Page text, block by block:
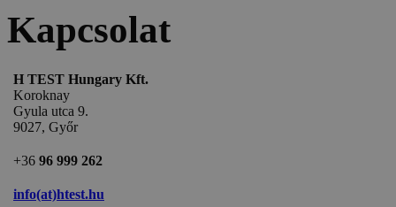
Kapcsolat
H TEST Hungary Kft.
Koroknay
Gyula utca 9.
9027, Győr
+36 96 999 262
info(at)htest.hu